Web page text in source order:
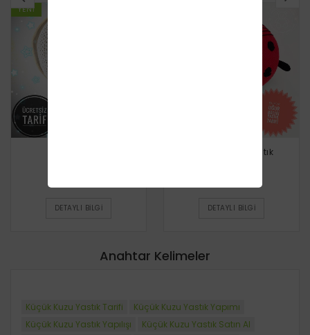
YENI
DETAYLI BILGI
Uğur Böceği Yastık
DETAYLI BILGI
Anahtar Kelimeler
Küçük Kuzu Yastık Tarifi
Küçük Kuzu Yastık Yapımı
Küçük Kuzu Yastık Yapılışı
Küçük Kuzu Yastık Satın Al